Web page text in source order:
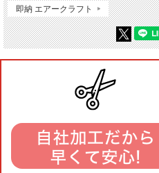
即納 エアークラフト